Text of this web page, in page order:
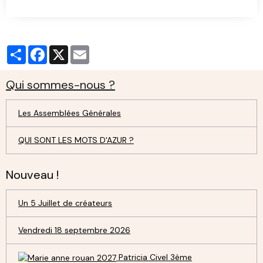
PartagerFacebook
X
Qui sommes-nous ?
Les Assemblées Générales
QUI SONT LES MOTS D'AZUR ?
Nouveau !
Un 5 Juillet de créateurs
Vendredi 18 septembre 2026
Patricia Civel 3ème